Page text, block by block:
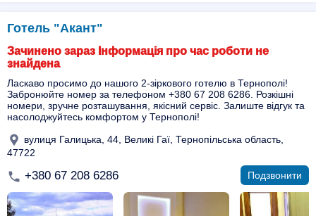
Готель "Акант"
Зачинено зараз Інформація про час роботи не
знайдена
Ласкаво просимо до нашого 2-зіркового готелю в Тернополі!
Забронюйте номер за телефоном +380 67 208 6286. Розкішні
номери, зручне розташування, якісний сервіс. Залиште відгук та
насолоджуйтесь комфортом у Тернополі!
вулиця Галицька, 44, Великі Гаї, Тернопільська область,
47722
+380 67 208 6286 Подзвонити